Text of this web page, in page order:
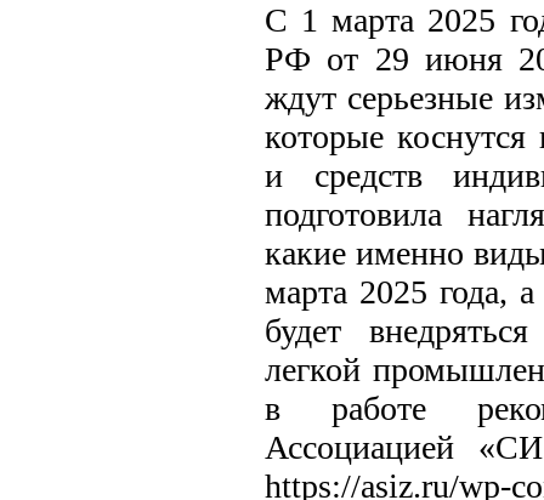
С 1 марта 2025
РФ от 29 июня
ждут серьезные
которые
и средств
подготовила
какие именно
марта 2025 года,
будет
легкой
в работе
Ассоциацией
https://asiz.ru/wp-